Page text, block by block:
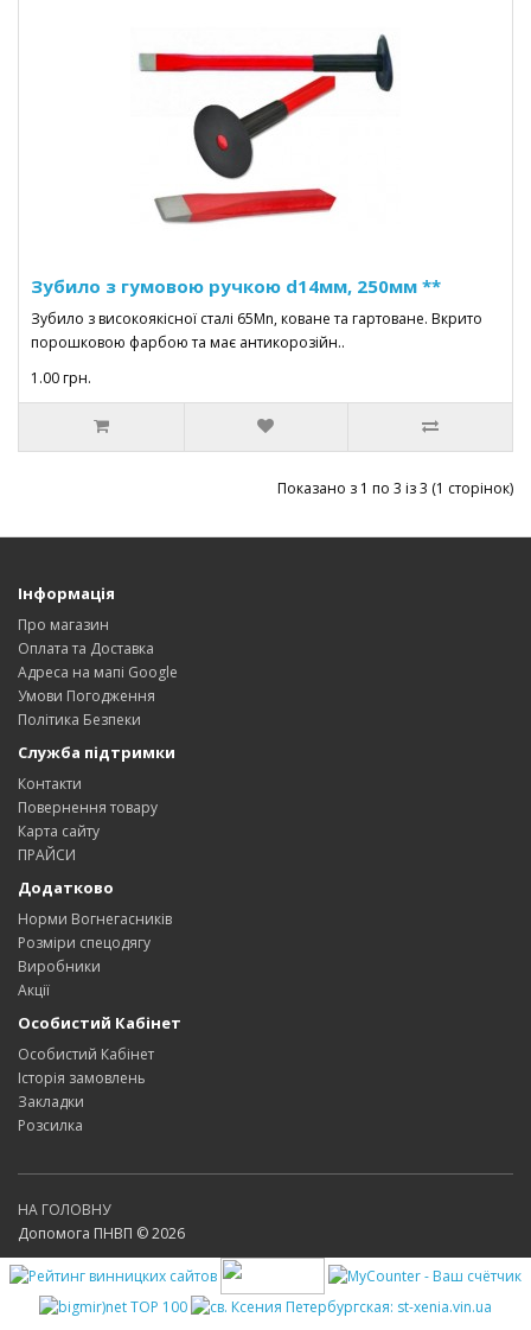
Зубило з гумовою ручкою d14мм, 250мм **
Зубило з високоякісної сталі 65Mn, коване та гартоване. Вкрито
порошковою фарбою та має антикорозійн..
1.00 грн.
Показано з 1 по 3 із 3 (1 сторінок)
Інформація
Про магазин
Оплата та Доставка
Адреса на мапі Google
Умови Погодження
Політика Безпеки
Служба підтримки
Контакти
Повернення товару
Карта сайту
ПРАЙСИ
Додатково
Норми Вогнегасників
Розміри спецодягу
Виробники
Акції
Особистий Кабінет
Особистий Кабінет
Історія замовлень
Закладки
Розсилка
НА ГОЛОВНУ
Допомога ПНВП © 2026